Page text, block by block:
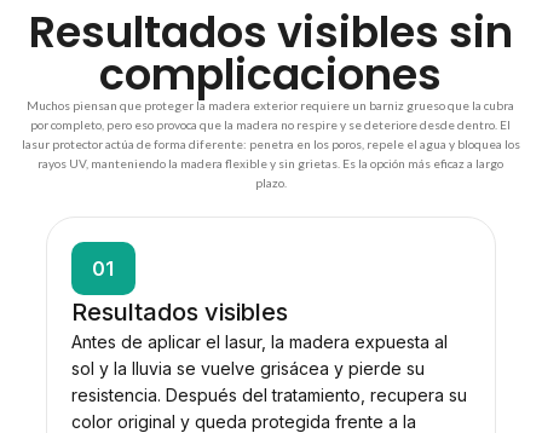
Resultados visibles sin
complicaciones
Muchos piensan que proteger la madera exterior requiere un barniz grueso que la cubra
por completo, pero eso provoca que la madera no respire y se deteriore desde dentro. El
lasur protector actúa de forma diferente: penetra en los poros, repele el agua y bloquea los
rayos UV, manteniendo la madera flexible y sin grietas. Es la opción más eficaz a largo
plazo.
01
Resultados visibles
Antes de aplicar el lasur, la madera expuesta al
sol y la lluvia se vuelve grisácea y pierde su
resistencia. Después del tratamiento, recupera su
color original y queda protegida frente a la